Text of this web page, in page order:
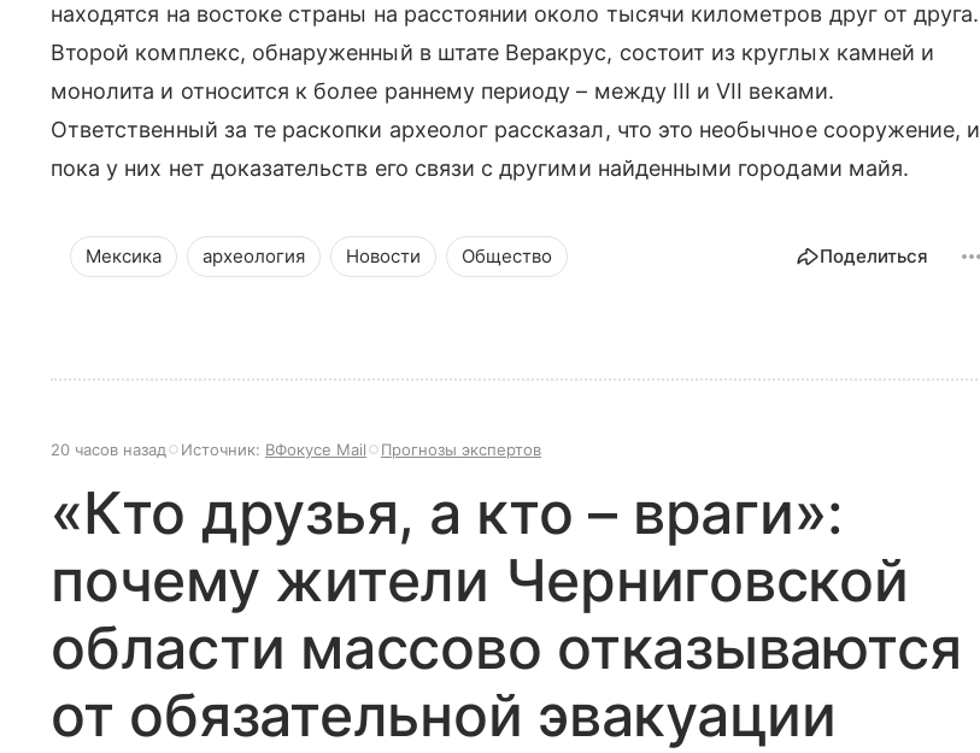
находятся на востоке страны на расстоянии около тысячи километров друг от друга.
Второй комплекс, обнаруженный в штате Веракрус, состоит из круглых камней и
монолита и относится к более раннему периоду – между III и VII веками.
Ответственный за те раскопки археолог рассказал, что это необычное сооружение, и
пока у них нет доказательств его связи с другими найденными городами майя.
Мексика археология Новости Общество Поделиться
20 часов назад Источник: ВФокусе Mail Прогнозы экспертов
«Кто друзья, а кто – враги»:
почему жители Черниговской
области массово отказываются
от обязательной эвакуации